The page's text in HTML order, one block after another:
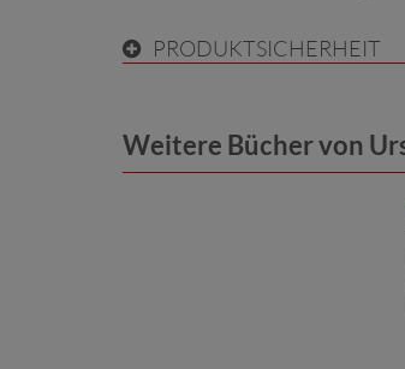
PRODUKTSICHERHEIT
Weitere Bücher von